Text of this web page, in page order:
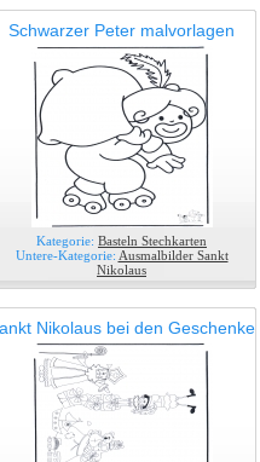
Schwarzer Peter malvorlagen
Kategorie: Basteln Stechkarten
Untere-Kategorie: Ausmalbilder Sankt
Nikolaus
Nikolaus bei den Geschenke